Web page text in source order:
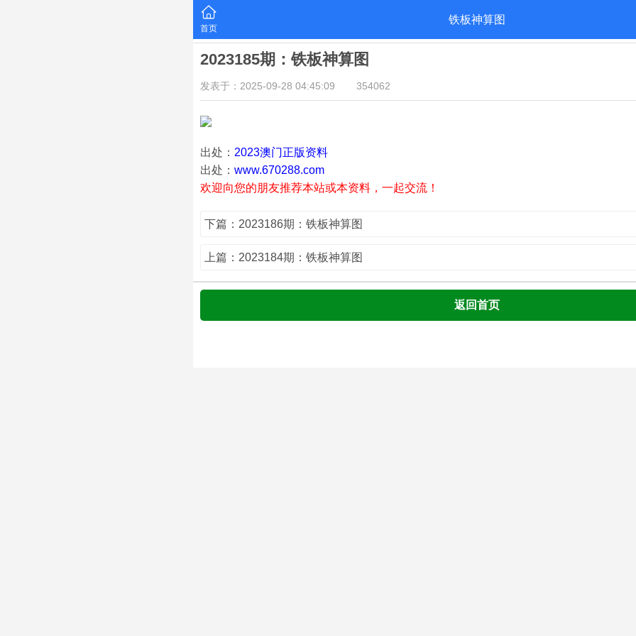
首页
铁板神算图
2023185期：铁板神算图
发表于：2025-09-28 04:45:09 354062
出处： 2023澳门正版资料
出处： www.670288.com
欢迎向您的朋友推荐本站或本资料，一起交流！
下篇：2023186期：铁板神算图
上篇：2023184期：铁板神算图
返回首页